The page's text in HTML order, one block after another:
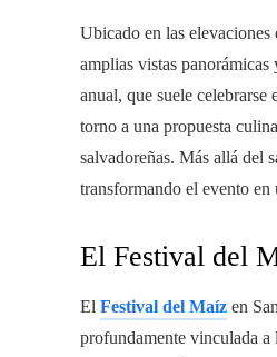
Ubicado en las
amplias vistas panorámicas
anual, que suele celebrarse
torno a una propuesta
salvadoreñas. Más allá del
transformando el evento
El Festival del
El Festival del Maíz en
profundamente vinculada a